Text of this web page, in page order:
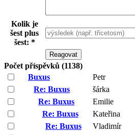
Kolik je
šest plus
šest: *
Počet příspěvků (1138)
Buxus
Petr
Re: Buxus
šárka
Re: Buxus
Emilie
Re: Buxus
Kateřina
Re: Buxus
Vladimír